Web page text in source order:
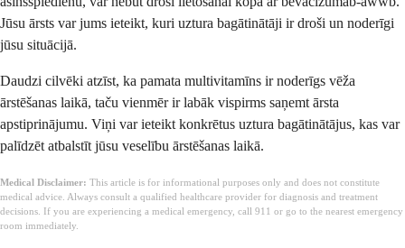
Jūsu ārsts var jums ieteikt, kuri uztura bagātinātāji ir droši un noderīgi
jūsu situācijā.
Daudzi cilvēki atzīst, ka pamata multivitamīns ir noderīgs vēža
ārstēšanas laikā, taču vienmēr ir labāk vispirms saņemt ārsta
apstiprinājumu. Viņi var ieteikt konkrētus uztura bagātinātājus, kas var
palīdzēt atbalstīt jūsu veselību ārstēšanas laikā.
Medical Disclaimer: This article is for informational purposes only and does not constitute
medical advice. Always consult a qualified healthcare provider for diagnosis and treatment
decisions. If you are experiencing a medical emergency, call 911 or go to the nearest emergency
room immediately.